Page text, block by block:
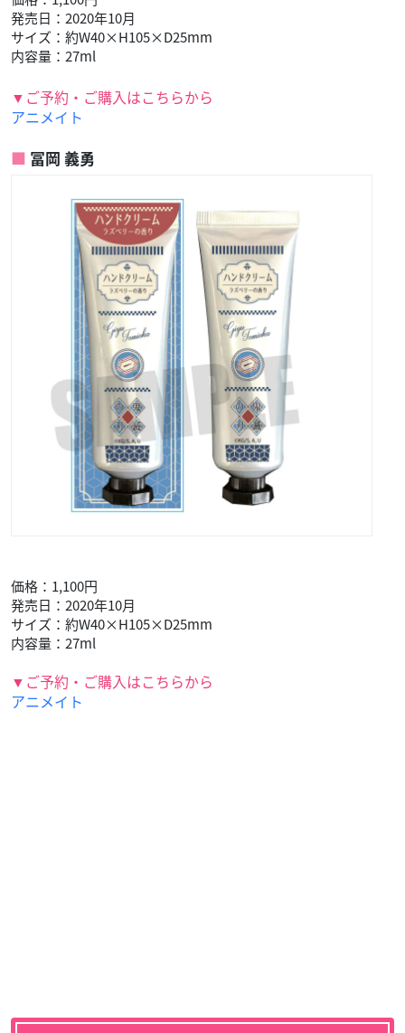
発売日：2020年10月
サイズ：約W40×H105×D25mm
内容量：27ml
▼ご予約・ご購入はこちらから
アニメイト
冨岡 義勇
価格：1,100円
発売日：2020年10月
サイズ：約W40×H105×D25mm
内容量：27ml
▼ご予約・ご購入はこちらから
アニメイト